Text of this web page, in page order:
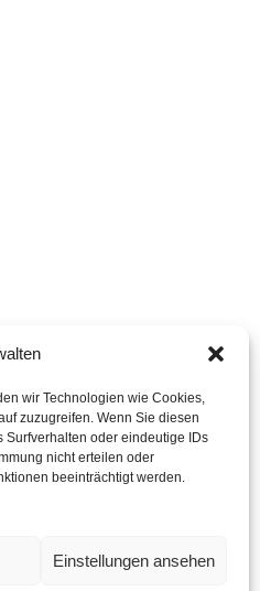
wir Technologien wie Cookies,
zuzugreifen. Wenn Sie diesen
Surfverhalten oder eindeutige IDs
nicht erteilen oder
beeinträchtigt werden.
Einstellungen ansehen